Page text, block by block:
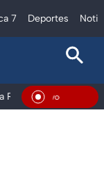
7 Deportes
Rocío Al ExtremoEn